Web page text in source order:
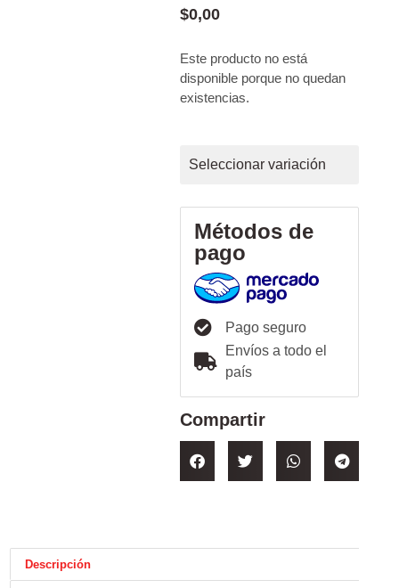
$0,00
Este producto no está
disponible porque no quedan
existencias.
Seleccionar variación
Métodos de
pago
Pago seguro
Envíos a todo el
país
Compartir
Descripción